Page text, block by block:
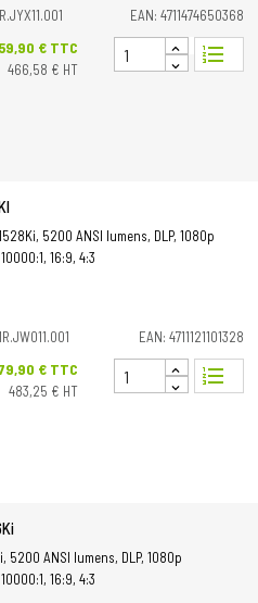
EAN: 4711474650368
€ TTC
466,58 € HT
format_list_numbered
5200 ANSI lumens, DLP, 1080p
16:9, 4:3
EAN: 4711121101328
€ TTC
483,25 € HT
format_list_numbered
5200 ANSI lumens, DLP, 1080p
16:9, 4:3